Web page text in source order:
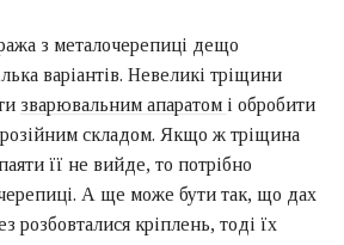
з металочерепиці дещо
варіантів. Невеликі тріщини
зварювальним апаратом і обробити
складом. Якщо ж тріщина
її не вийде, то потрібно
А ще може бути так, що дах
розбовталися кріплень, тоді їх